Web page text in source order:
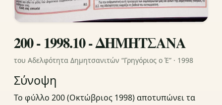
200 - 1998.10 - ΔΗΜΗΤΣΑΝΑ
του Αδελφότητα Δημητσανιτών “Γρηγόριος ο Έ” · 1998
Σύνοψη
Το φύλλο 200 (Οκτώβριος 1998) αποτυπώνει τα